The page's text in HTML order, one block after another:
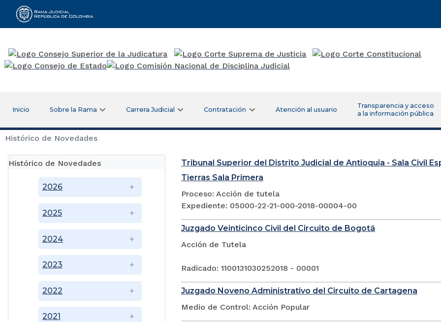
Rama Judicial
Inicio Sobre la Rama Carrera Judicial Contratación Atención al usuario
Transparencia y acceso
a la información pública
Histórico de Novedades
Histórico de Novedades
2021
2022
2023
2024
2025
2026
Tribunal Superior del Distrito Judicial de Antioquia - Sala Civil
Tierras Sala Primera
Proceso: Acción de tutela
Expediente: 05000-22-21-000-2018-00004-00
Juzgado Veinticinco Civil del Circuito de Bogotá
Acción de Tutela
Radicado: 1100131030252018 - 00001
Juzgado Noveno Administrativo del Circuito de Cartagena
Medio de Control: Acción Popular